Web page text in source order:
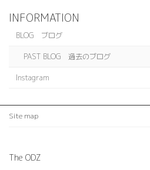
INFORMATION
BLOG ブログ
PAST BLOG 過去のブログ
Instagram
Site map
The ODZ